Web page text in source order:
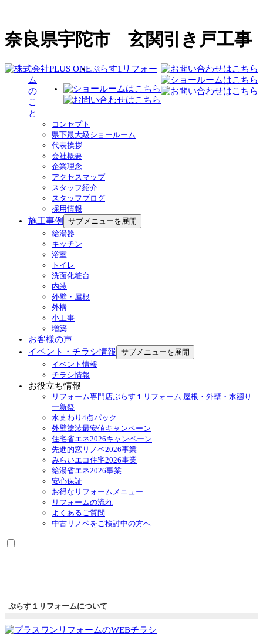
奈良県宇陀市 玄関引き戸工事
ぷらす1リフォー
ム
の
こ
と
コンセプト
県下最大級ショールーム
代表挨拶
会社概要
企業理念
アクセスマップ
スタッフ紹介
スタッフブログ
採用情報
施工事例
サブメニューを展開
給湯器
キッチン
浴室
トイレ
洗面化粧台
内装
外壁・屋根
外構
小工事
増築
お客様の声
イベント・チラシ情報 サブメニューを展開
イベント情報
チラシ情報
お役立ち情報
リフォーム専門店ぷらす１リフォーム 屋根・外壁・水廻り
一新祭
水まわり4点パック
外壁塗装最安値キャンペーン
住宅省エネ2026キャンペーン
先進的窓リノベ2026事業
みらいエコ住宅2026事業
給湯省エネ2026事業
安心保証
お得なリフォームメニュー
リフォームの流れ
よくあるご質問
中古リノベをご検討中の方へ
ぷらす１リフォームについて